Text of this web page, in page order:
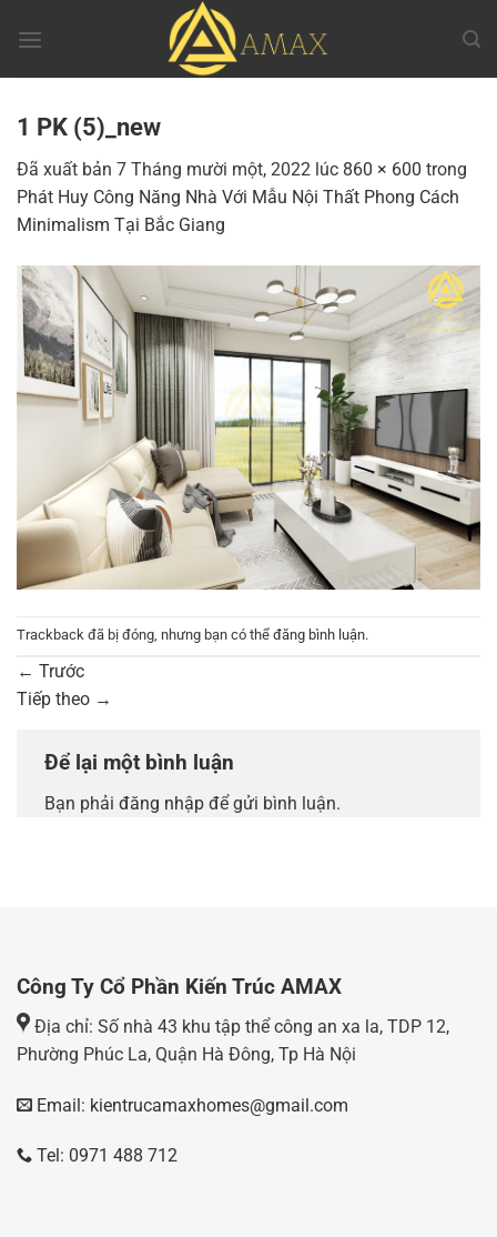
đến
1 PK (5)_new
Đã xuất bản 7 Tháng mười một, 2022 lúc 860 × 600 trong
Phát Huy Công Năng Nhà Với Mẫu Nội Thất Phong Cách
Minimalism Tại Bắc Giang
Trackback đã bị đóng, nhưng bạn có thể đăng bình luận.
← Trước
Tiếp theo →
Để lại một bình luận
Bạn phải đăng nhập để gửi bình luận.
Công Ty Cổ Phần Kiến Trúc AMAX
Địa chỉ: Số nhà 43 khu tập thể công an xa la, TDP 12,
Phường Phúc La, Quận Hà Đông, Tp Hà Nội
Email: kientrucamaxhomes@gmail.com
Tel: 0971 488 712